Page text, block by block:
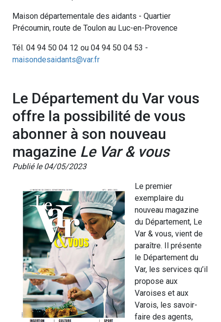
Maison départementale des aidants - Quartier
Précoumin, route de Toulon au Luc-en-Provence
Tél. 04 94 50 04 12 ou 04 94 50 04 53 -
maisondesaidants@var.fr
Le Département du Var vous
offre la possibilité de vous
abonner à son nouveau
magazine Le Var & vous
Publié le 04/05/2023
Le premier
exemplaire du
nouveau magazine
du Département, Le
Var & vous, vient de
paraître. Il présente
le Département du
Var, les services qu’il
propose aux
Varoises et aux
Varois, les savoir-
faire des agents,